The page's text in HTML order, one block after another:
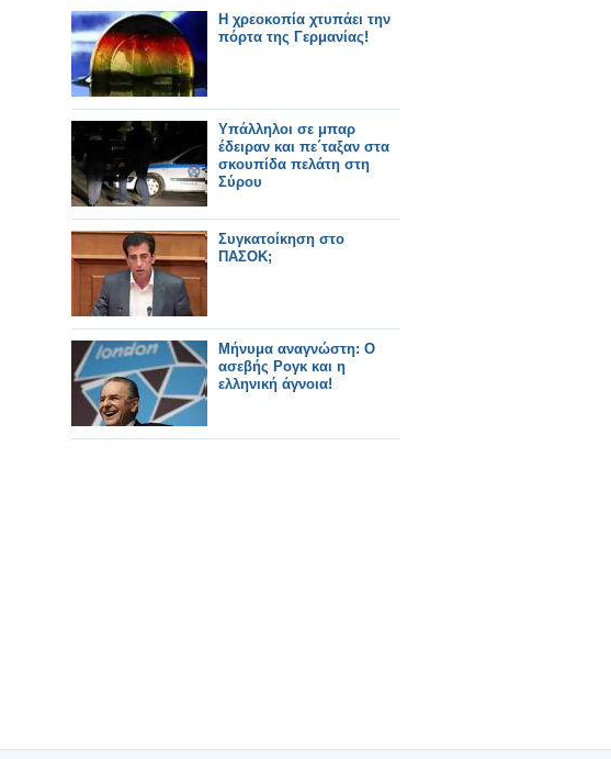
Η χρεοκοπία χτυπάει την
πόρτα της Γερμανίας!
Υπάλληλοι σε μπαρ
έδειραν και πε΄ταξαν στα
σκουπίδα πελάτη στη
Σύρου
Συγκατοίκηση στο
ΠΑΣΟΚ;
Μήνυμα αναγνώστη: Ο
ασεβής Ρογκ και η
ελληνική άγνοια!